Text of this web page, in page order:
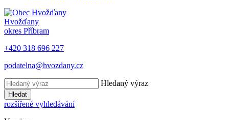
Hvožďany
okres Příbram
+420 318 696 227
podatelna@hvozdany.cz
Hledaný výraz
Hledat
rozšířené vyhledávání